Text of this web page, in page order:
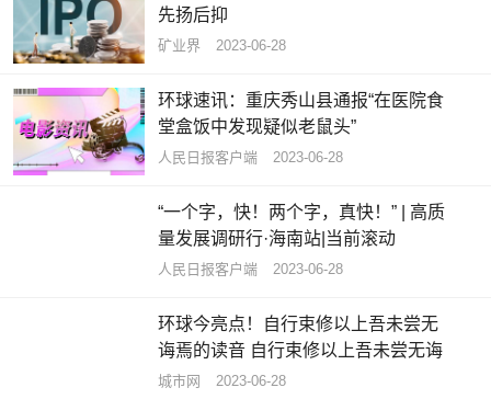
先扬后抑
矿业界 2023-06-28
环球速讯：重庆秀山县通报“在医院食
堂盒饭中发现疑似老鼠头”
人民日报客户端 2023-06-28
“一个字，快！两个字，真快！” | 高质
量发展调研行·海南站|当前滚动
​人民日报客户端 2023-06-28
环球今亮点！自行束修以上吾未尝无
诲焉的读音 自行束修以上吾未尝无诲
城市网 2023-06-28